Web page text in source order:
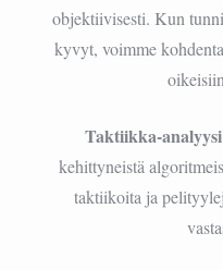
objektiivisesti. Kun
kyvyt, voimme
Taktiikka-analyysi
kehittyneistä
taktiikoita ja